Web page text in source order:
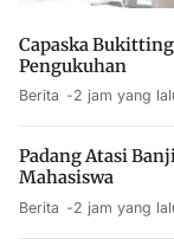
Capaska
Pengukuhan
Berita 2 jam yang
Padang Atasi
Mahasiswa
Berita 2 jam yang